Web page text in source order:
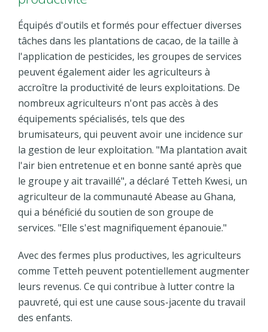
Équipés d'outils et formés pour effectuer diverses
tâches dans les plantations de cacao, de la taille à
l'application de pesticides, les groupes de services
peuvent également aider les agriculteurs à
accroître la productivité de leurs exploitations. De
nombreux agriculteurs n'ont pas accès à des
équipements spécialisés, tels que des
brumisateurs, qui peuvent avoir une incidence sur
la gestion de leur exploitation. "Ma plantation avait
l'air bien entretenue et en bonne santé après que
le groupe y ait travaillé", a déclaré Tetteh Kwesi, un
agriculteur de la communauté Abease au Ghana,
qui a bénéficié du soutien de son groupe de
services. "Elle s'est magnifiquement épanouie."
Avec des fermes plus productives, les agriculteurs
comme Tetteh peuvent potentiellement augmenter
leurs revenus. Ce qui contribue à lutter contre la
pauvreté, qui est une cause sous-jacente du travail
des enfants.